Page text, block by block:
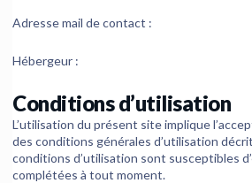
Adresse mail de contact :
Hébergeur :
Conditions d’utilisation
L’utilisation du présent site implique
des conditions générales d’utilisation
conditions d’utilisation sont susceptibles
complétées à tout moment.